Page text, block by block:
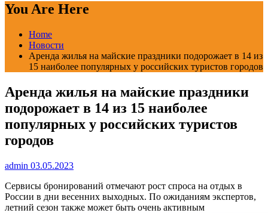
You Are Here
Home
Новости
Аренда жилья на майские праздники подорожает в 14 из
15 наиболее популярных у российских туристов городов
Аренда жилья на майские праздники
подорожает в 14 из 15 наиболее
популярных у российских туристов
городов
admin 03.05.2023
Сервисы бронирований отмечают рост спроса на отдых в
России в дни весенних выходных. По ожиданиям экспертов,
летний сезон также может быть очень активным